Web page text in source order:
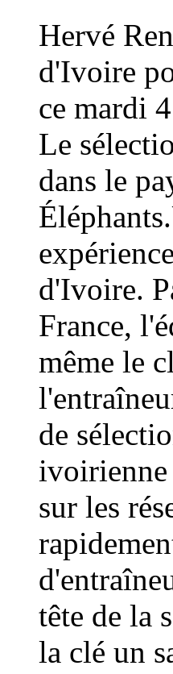
Hervé
d'Ivoire
ce mardi
Le
dans le
d'Ivoire.
France,
même le
de
ivoirienne
sur les
tête de la
la clé un